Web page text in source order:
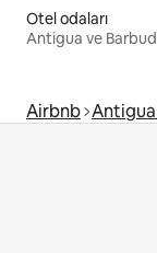
Otel odaları
Antigua ve
Airbnb